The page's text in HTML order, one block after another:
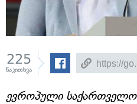
225
წაკითხვა
ევროპული